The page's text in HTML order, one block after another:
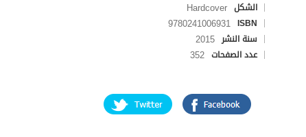
الشكل Hardcover
ISBN
9780241006931
سنة النشر 2015
عدد الصفحات 352